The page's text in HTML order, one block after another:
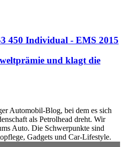
450 Individual - EMS 2015
und klagt die
Automobil-Blog, bei dem es sich
als Petrolhead dreht. Wir
Auto. Die Schwerpunkte sind
Gadgets und Car-Lifestyle.